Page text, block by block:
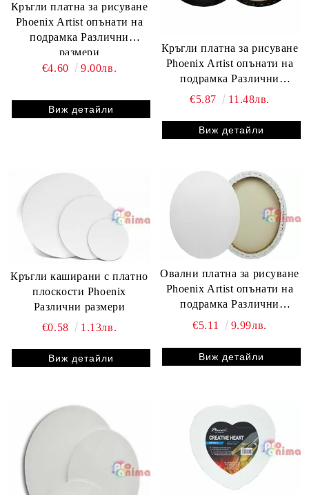
Кръгли платна за рисуване
Phoenix Artist опънати на
подрамка Различни
размери
€4.60
9.00лв.
Виж детайли
Кръгли платна за рисуване
Phoenix Artist опънати на
подрамка Различни
размери, Черни
€5.87 11.48лв.
Виж детайли
Кръгли каширани с платно
плоскости Phoenix
Различни размери
€0.58
1.13лв.
Виж детайли
Овални платна за рисуване
Phoenix Artist опънати на
подрамка Различни
размери
€5.11 9.99лв.
Виж детайли